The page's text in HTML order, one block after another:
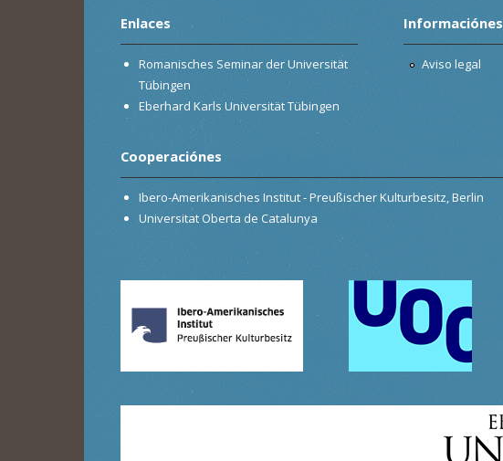
Enlaces
Romanisches Seminar der Universität
Tübingen
Eberhard Karls Universität Tübingen
Informaciónes
Aviso legal
Cooperaciónes
Ibero-Amerikanisches Institut - Preußischer Kulturbesitz, Berlin
Universitat Oberta de Catalunya